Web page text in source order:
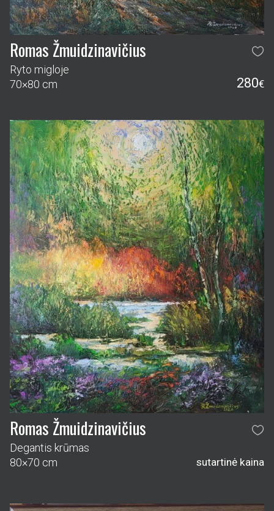
Romas Žmuidzinavičius
Ryto migloje
70×80 cm
280€
Romas Žmuidzinavičius
Degantis krūmas
80×70 cm
sutartinė kaina